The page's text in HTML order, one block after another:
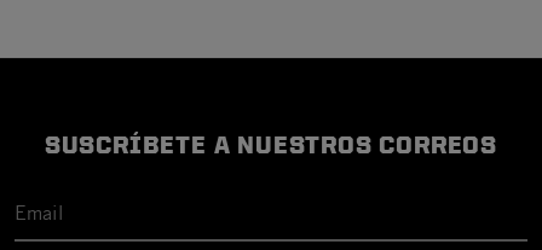
SUSCRÍBETE A NUESTROS CORREOS